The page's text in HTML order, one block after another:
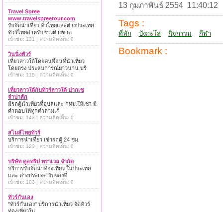
13 กุมภาพันธ์ 2554 11:40:12
Tags :
ที่พัก บังกะโล กิจกรรม กีฬา
Bookmark :
Travel Spree
www.travelspreetour.com
รับจัดนำเที่ยว ทั่วไทยและต่างประเทศ
ทัวร์ไทยสำหรับชาวต่างชาต
เข้าชม: 131 | ความคิดเห็น: 0
วินนิ่งทัวร์
เที่ยวลาวใต้โดยคนพื้อนที่นำเที่ยว
โดยตรง ประสบการณ์ยาวนาน บริ
เข้าชม: 115 | ความคิดเห็น: 0
เที่ยวลาวใต้กับทัวร์ลาวใต้ ปากเซ
จำปาสัก
มีรถตู้นำเที่ยวที่อุบลและ กทม.ให้เช่า มี
คำตอบให้ทุกคำถามเกี่
เข้าชม: 143 | ความคิดเห็น: 0
สไมล์ไทยทัวร์
บริการนำเที่ยว เช่ารถตู้ 24 ชม.
เข้าชม: 123 | ความคิดเห็น: 0
บริษัท คูลทริป ทราเวล จำกัด
บริการรับจัดนำท่องเที่ยว ในประเทศ
และ ต่างประเทศ รับจองที่
เข้าชม: 103 | ความคิดเห็น: 0
ทัวร์กันเอง
"ทัวร์กันเอง" บริการนำเที่ยว จัดทัวร์